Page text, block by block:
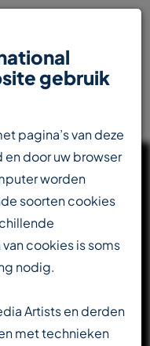
gebruik
pagina’s van deze
door uw browser
worden
soorten cookies
cookies is soms
nodig.
Artists en derden
met technieken